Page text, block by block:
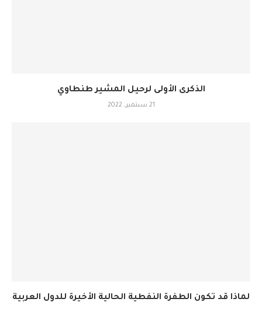
الذكرى الأولى لرحيل المشير طنطاوي
21 سبتمبر، 2022
لماذا قد تكون الطفرة النفطية الحالية الأخيرة للدول العربية